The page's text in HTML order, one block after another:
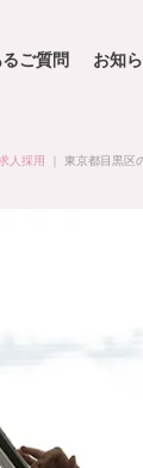
ご質問 お知
人採用 東京都目黒区